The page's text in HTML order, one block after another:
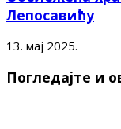
Лепосавићу
13. мај 2025.
Погледајте и